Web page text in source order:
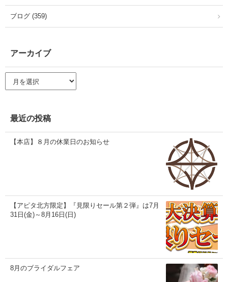
ブログ (359)
アーカイブ
ー
ブ
最近の投稿
【本店】８月の休業日のお知らせ
【アピタ北方限定】『見限りセール第２弾』は7月
31日(金)～8月16日(日)
8月のブライダルフェア